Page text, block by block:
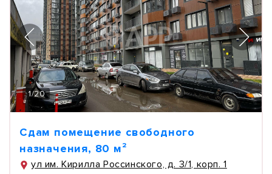
1/20
Сдам помещение свободного
назначения, 80 м²
ул им. Кирилла Россинского, д. 3/1, корп. 1